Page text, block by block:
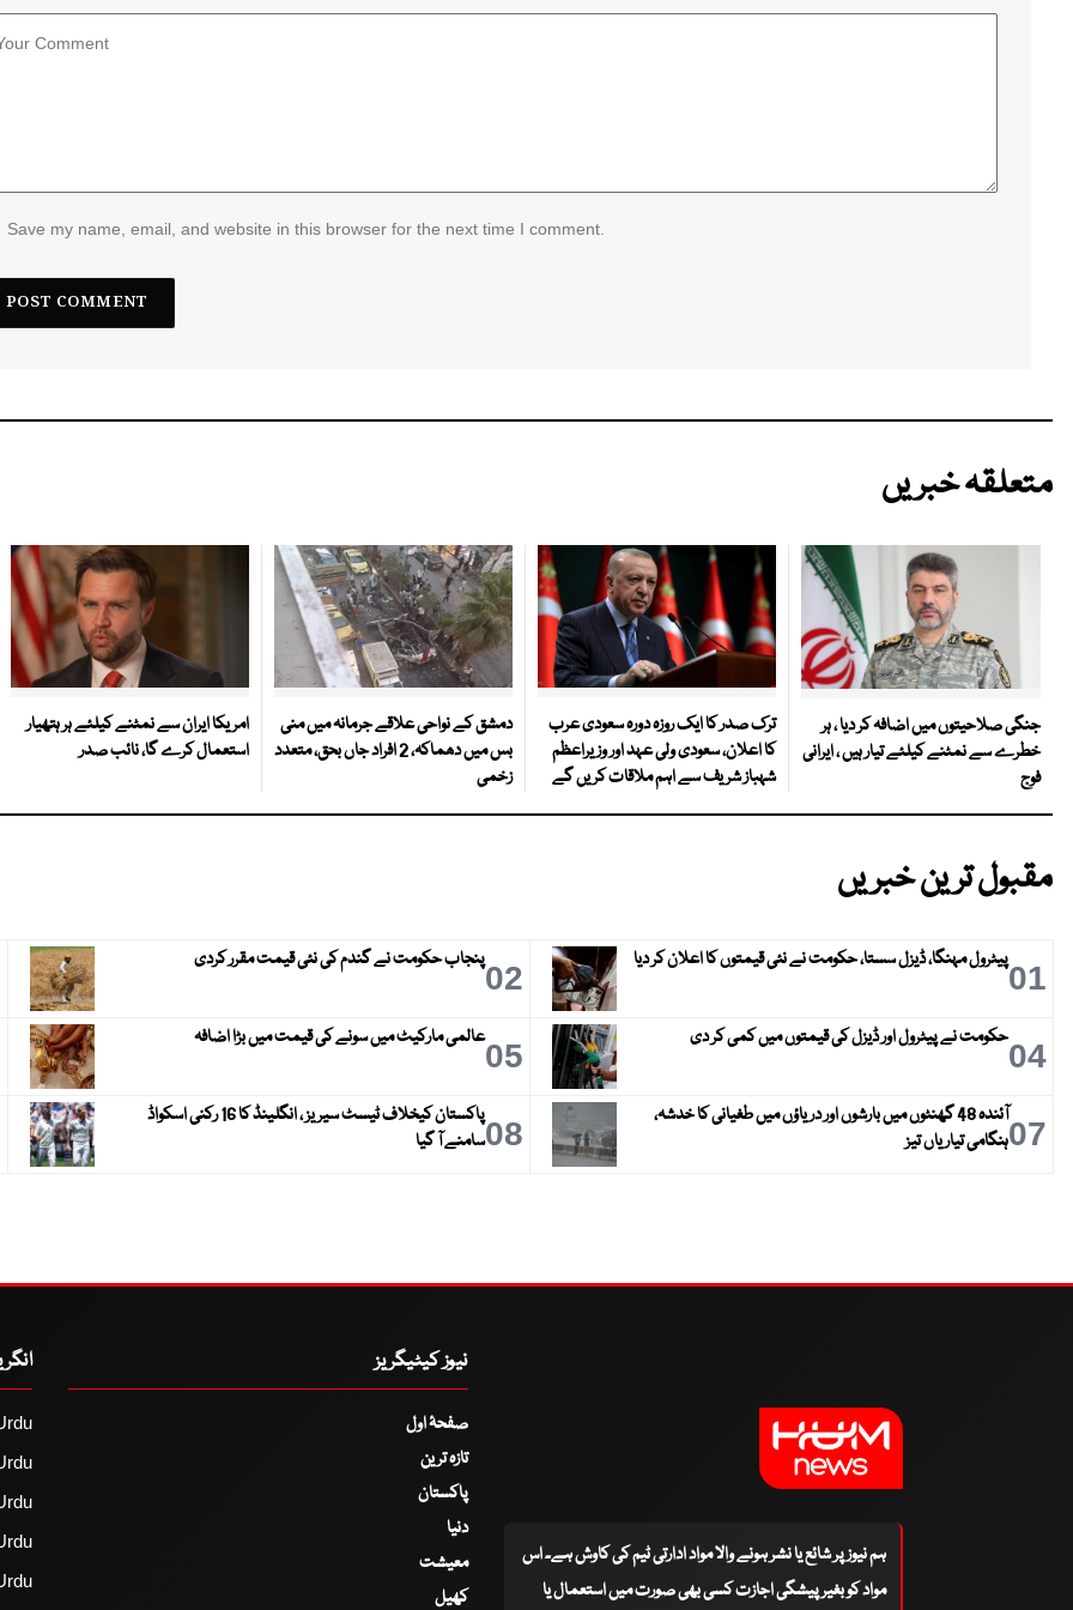
Save my name, email, and website in this browser for the next time I comment.
متعلقہ خبریں
جنگی صلاحیتوں میں اضافہ کر دیا ، ہر
خطرے سے نمٹنے کیلئے تیار ہیں ، ایرانی
فوج
ترک صدر کا ایک روزہ دورہ سعودی عرب
کا اعلان، سعودی ولی عہد اور وزیراعظم
شہباز شریف سے اہم ملاقات کریں گے
دمشق کے نواحی علاقے جرمانہ میں منی
بس میں دھماکہ، 2 افراد جاں بحق، متعدد
زخمی
امریکا ایران سے نمٹنے کیلئے ہر ہتھیار
استعمال کرے گا، نائب صدر
مقبول ترین خبریں
01پیٹرول مہنگا، ڈیزل سستا، حکومت نے نئی قیمتوں کا اعلان کر دیا 02پنجاب حکومت نے گندم کی نئی قیمت مقرر کردی
04حکومت نے پیٹرول اور ڈیزل کی قیمتوں میں کمی کر دی 05عالمی مارکیٹ میں سونے کی قیمت میں بڑا اضافہ
07
آئندہ 48 گھنٹوں میں بارشوں اور دریاؤں میں طغیانی کا خدشہ،
ہنگامی تیاریاں تیز
08
پاکستان کیخلاف ٹیسٹ سیریز ، انگلینڈ کا 16 رکنی اسکواڈ
سامنے آ گیا
ہم نیوز پر شائع یا نشر ہونے والا مواد ادارتی ٹیم کی کاوش ہے۔ اس
مواد کو بغیر پیشگی اجازت کسی بھی صورت میں استعمال یا
نیوز کیٹیگریز
صفحۂ اول
تازہ ترین
پاکستان
دنیا
معیشت
کھیل